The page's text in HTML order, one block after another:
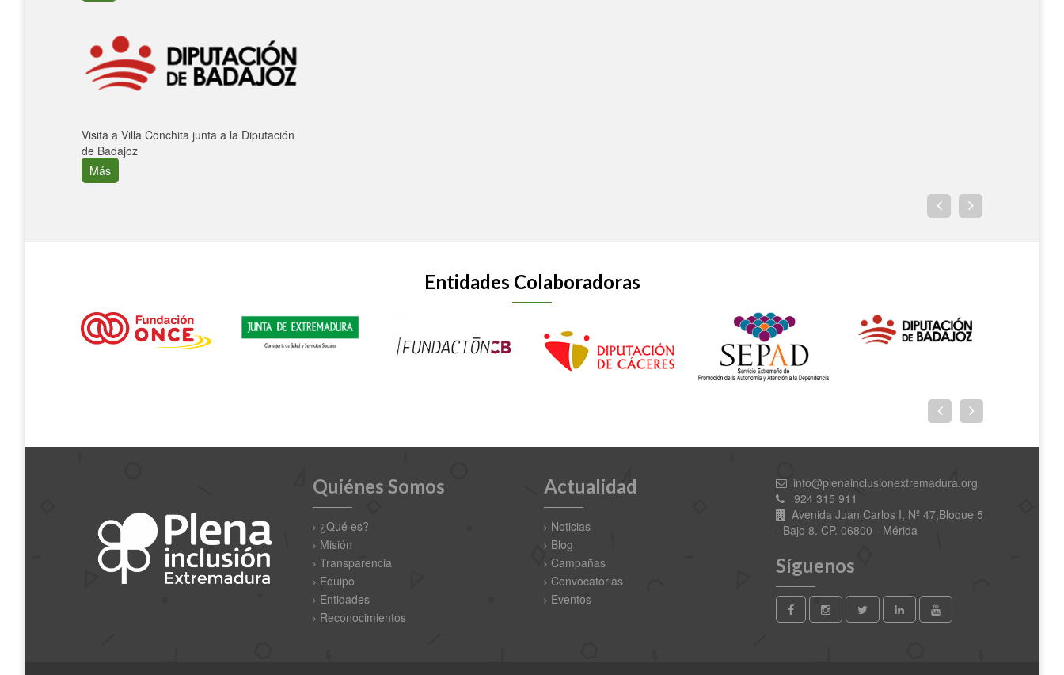
Visita a Villa Conchita junta a la Diputación
de Badajoz
Más
Entidades Colaboradoras
Quiénes Somos
¿Qué es?
Misión
Transparencia
Equipo
Entidades
Reconocimientos
Actualidad
Noticias
Blog
Campañas
Convocatorias
Eventos
info@plenainclusionextremadura.org
924 315 911
Avenida Juan Carlos I, Nº 47,Bloque 5
- Bajo 8. CP. 06800 - Mérida
Síguenos